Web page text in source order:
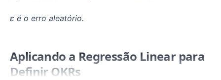
ε é o erro aleatório.
Aplicando a Regressão Linear para
Definir OKRs